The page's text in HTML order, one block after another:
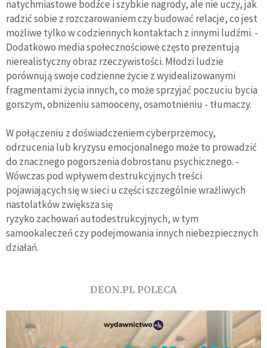
natychmiastowe bodźce i szybkie nagrody, ale nie uczy, jak
radzić sobie z rozczarowaniem czy budować relacje, co jest
możliwe tylko w codziennych kontaktach z innymi ludźmi. -
Dodatkowo media społecznościowe często prezentują
nierealistyczny obraz rzeczywistości. Młodzi ludzie
porównują swoje codzienne życie z wyidealizowanymi
fragmentami życia innych, co może sprzyjać poczuciu bycia
gorszym, obniżeniu samooceny, osamotnieniu - tłumaczy.
W połączeniu z doświadczeniem cyberprzemocy,
odrzucenia lub kryzysu emocjonalnego może to prowadzić
do znacznego pogorszenia dobrostanu psychicznego. -
Wówczas pod wpływem destrukcyjnych treści
pojawiających się w sieci u części szczególnie wrażliwych
nastolatków zwiększa się
ryzyko zachowań autodestrukcyjnych, w tym
samookaleczeń czy podejmowania innych niebezpiecznych
działań.
DEON.PL POLECA